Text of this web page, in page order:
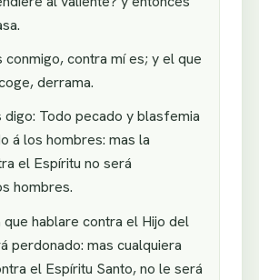
conmigo, contra mí es; y el que
derrama.
Todo pecado y blasfemia
á los hombres: mas la
el Espíritu no será
hombres.
que hablare contra el Hijo del
perdonado: mas cualquiera
el Espíritu Santo, no le será